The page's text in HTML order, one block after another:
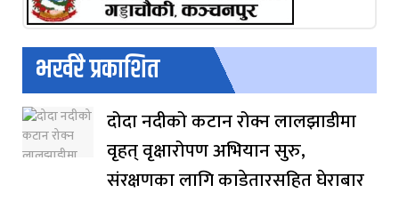
भर्खरै प्रकाशित
दोदा नदीको कटान रोक्न लालझाडीमा
वृहत् वृक्षारोपण अभियान सुरु,
संरक्षणका लागि काडेतारसहित घेराबार